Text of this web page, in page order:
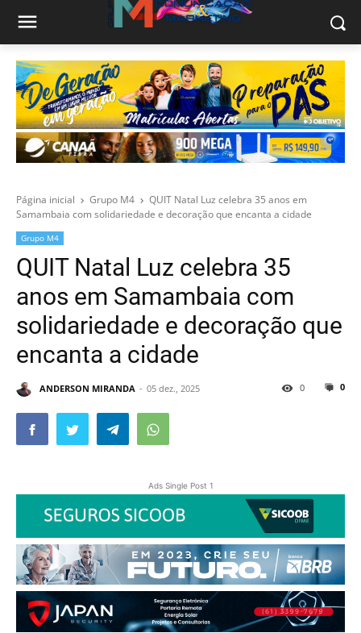
Página inicial Grupo M4
QUIT Natal Luz celebra 35 anos em
Samambaia com solidariedade e decoração que encanta a cidade
Grupo M4
QUIT Natal Luz celebra 35
anos em Samambaia com
solidariedade e decoração que
encanta a cidade
ANDERSON MIRANDA 05 dez., 2025 0
0
Ads Single Post 1